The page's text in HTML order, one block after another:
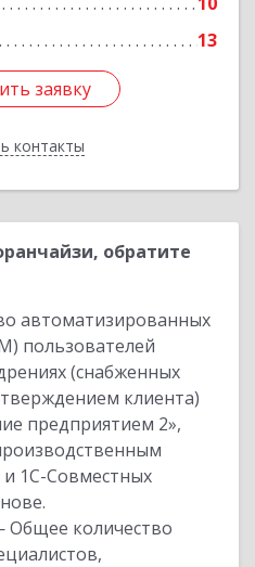
13
заявку
контакты
заявку
обратите
автоматизированных
пользователей
(снабженных
клиента)
предприятием 2»,
1С-Совместных
Общее количество